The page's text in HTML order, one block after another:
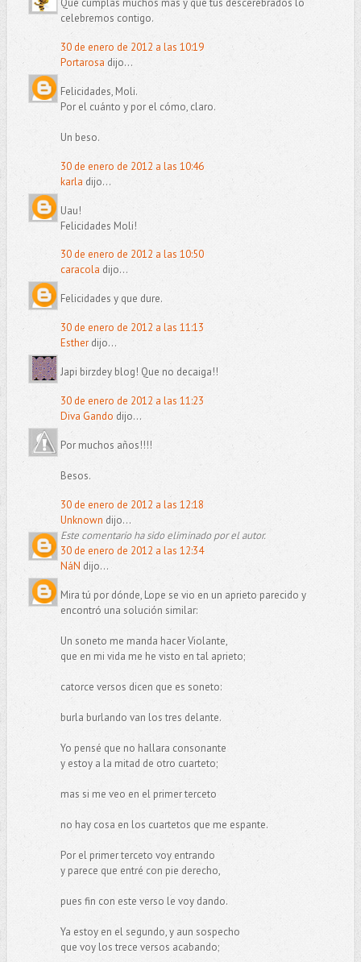
Que cumplas muchos más y que tus descerebrados lo
celebremos contigo.
30 de enero de 2012 a las 10:19
Portarosa dijo...
Felicidades, Moli.
Por el cuánto y por el cómo, claro.
Un beso.
30 de enero de 2012 a las 10:46
karla dijo...
Uau!
Felicidades Moli!
30 de enero de 2012 a las 10:50
caracola dijo...
Felicidades y que dure.
30 de enero de 2012 a las 11:13
Estherdijo...
Japi birzdey blog! Que no decaiga!!
30 de enero de 2012 a las 11:23
Diva Gando dijo...
Por muchos años!!!!
Besos.
30 de enero de 2012 a las 12:18
Unknown dijo...
Este comentario ha sido eliminado por el autor.
30 de enero de 2012 a las 12:34
NáN dijo...
Mira tú por dónde, Lope se vio en un aprieto parecido y
encontró una solución similar:
Un soneto me manda hacer Violante,
que en mi vida me he visto en tal aprieto;
catorce versos dicen que es soneto:
burla burlando van los tres delante.
Yo pensé que no hallara consonante
y estoy a la mitad de otro cuarteto;
mas si me veo en el primer terceto
no hay cosa en los cuartetos que me espante.
Por el primer terceto voy entrando
y parece que entré con pie derecho,
pues fin con este verso le voy dando.
Ya estoy en el segundo, y aun sospecho
que voy los trece versos acabando;